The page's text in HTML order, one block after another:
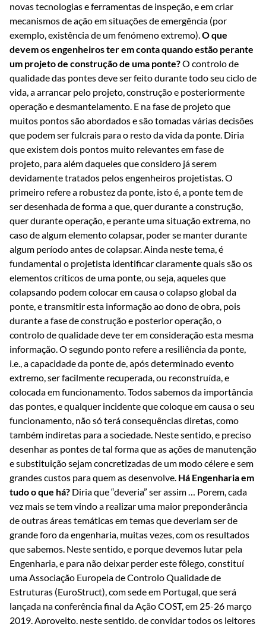
novas tecnologias e ferramentas de inspeção, e em criar
mecanismos de ação em situações de emergência (por
exemplo, existência de um fenómeno extremo).O que
devem os engenheiros ter em conta quando estão perante
um projeto de construção de uma ponte?O controlo de
qualidade das pontes deve ser feito durante todo seu ciclo de
vida, a arrancar pelo projeto, construção e posteriormente
operação e desmantelamento. E na fase de projeto que
muitos pontos são abordados e são tomadas várias decisões
que podem ser fulcrais para o resto da vida da ponte. Diria
que existem dois pontos muito relevantes em fase de
projeto, para além daqueles que considero já serem
devidamente tratados pelos engenheiros projetistas. O
primeiro refere a robustez da ponte, isto é, a ponte tem de
ser desenhada de forma a que, quer durante a construção,
quer durante operação, e perante uma situação extrema, no
caso de algum elemento colapsar, poder se manter durante
algum período antes de colapsar. Ainda neste tema, é
fundamental o projetista identificar claramente quais são os
elementos críticos de uma ponte, ou seja, aqueles que
colapsando podem colocar em causa o colapso global da
ponte, e transmitir esta informação ao dono de obra, pois
durante a fase de construção e posterior operação, o
controlo de qualidade deve ter em consideração esta mesma
informação. O segundo ponto refere a resiliência da ponte,
i.e., a capacidade da ponte de, após determinado evento
extremo, ser facilmente recuperada, ou reconstruída, e
colocada em funcionamento. Todos sabemos da importância
das pontes, e qualquer incidente que coloque em causa o seu
funcionamento, não só terá consequências diretas, como
também indiretas para a sociedade. Neste sentido, e preciso
desenhar as pontes de tal forma que as ações de manutenção
e substituição sejam concretizadas de um modo célere e sem
grandes custos para quem as desenvolve. Há Engenharia em
tudo o que há? Diria que “deveria” ser assim … Porem, cada
vez mais se tem vindo a realizar uma maior preponderância
de outras áreas temáticas em temas que deveriam ser de
grande foro da engenharia, muitas vezes, com os resultados
que sabemos. Neste sentido, e porque devemos lutar pela
Engenharia, e para não deixar perder este fôlego, constituí
uma Associação Europeia de Controlo Qualidade de
Estruturas (EuroStruct), com sede em Portugal, que será
lançada na conferência final da Ação COST, em 25-26 março
2019. Aproveito, neste sentido, de convidar todos os leitores